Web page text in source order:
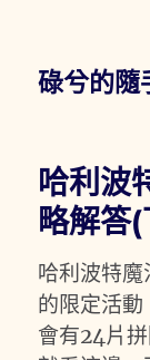
碌兮的
哈利波
略解答
哈利波特
的限定活
會有24片